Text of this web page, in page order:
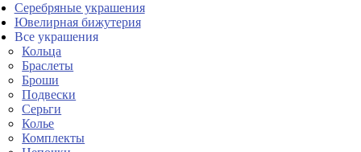
Серебряные украшения
Ювелирная бижутерия
Все украшения
Кольца
Браслеты
Броши
Подвески
Серьги
Колье
Комплекты